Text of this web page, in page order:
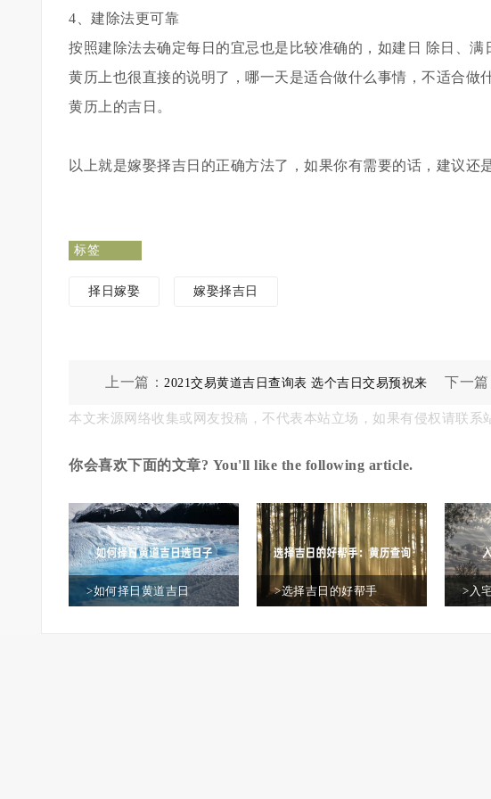
4、建除法更可靠
按照建除法去确定每日的宜忌也是比较准确的，如建日 除日、
黄历上也很直接的说明了，哪一天是适合做什么事情，不适合做
黄历上的吉日。
以上就是嫁娶择吉日的正确方法了，如果你有需要的话，建议还
标签
择日嫁娶 嫁娶择吉日
上一篇： 2021交易黄道吉日查询表 选个吉日交易预祝来
年生意红红火火
下一篇
本文来源网络收集或网友投稿，不代表本站立场，如果有侵权请联系
你会喜欢下面的文章? You'll like the following article.
>如何择日黄道吉日 >选择吉日的好帮手 >入